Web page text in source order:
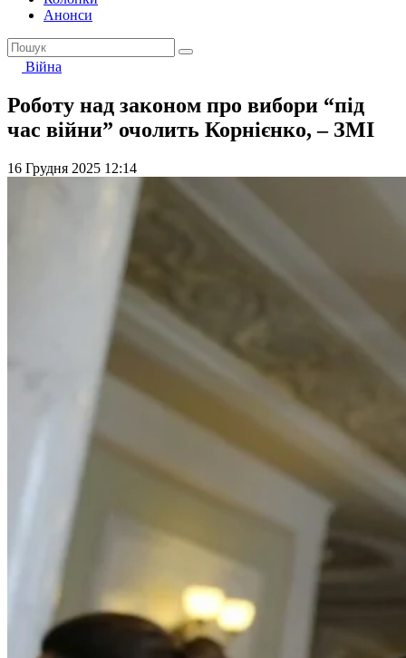
Анонси
Війна
Роботу над законом про вибори “під
час війни” очолить Корнієнко, – ЗМІ
16 Грудня 2025 12:14